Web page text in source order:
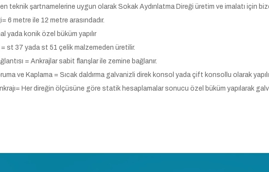
teknik şartnamelerine uygun olarak Sokak Aydınlatma Direği üretim ve imalatı için
6 metre ile 12 metre arasındadır.
yada konik özel büküm yapılır
st 37 yada st 51 çelik malzemeden üretilir.
= Ankrajlar sabit flanşlar ile zemine bağlanır.
ve Kaplama = Sıcak daldırma galvanizli direk konsol yada çift konsollu olarak
Her direğin ölçüsüne göre statik hesaplamalar sonucu özel büküm yapılarak